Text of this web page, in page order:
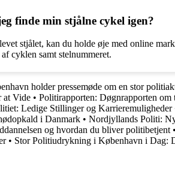
finde min stjålne cykel igen?
stjålet, kan du holde øje med online
cyklen samt stelnummeret.
holder pressemøde om en stor
at Vide • Politirapporten: Døgnrapporten
Ledige Stillinger og Karrieremuligheder
i Danmark • Nordjyllands Politi:
og hvordan du bliver politibetjent •
• Stor Politiudrykning i København i Dag: